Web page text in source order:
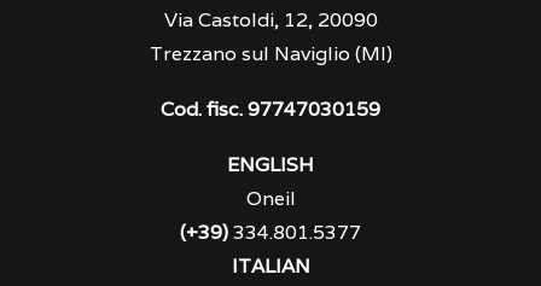
Via Castoldi, 12, 20090
Trezzano sul Naviglio (MI)
Cod. fisc. 97747030159
ENGLISH
Oneil
(+39)334.801.5377
ITALIAN